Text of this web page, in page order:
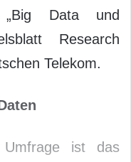
Data und
Research
Telekom.
ist das